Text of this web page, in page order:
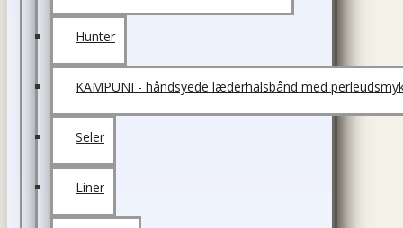
Hunter
KAMPUNI - håndsyede læderhalsbånd med
Seler
Liner